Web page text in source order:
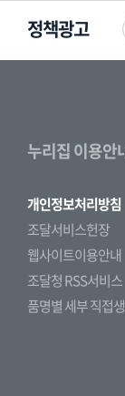
정책광고
익신고 찾기
누리집 이용안
개인정보처리방침
조달서비스헌장
웹사이트이용안내
조달청 RSS서비스
품명별 세부 직접